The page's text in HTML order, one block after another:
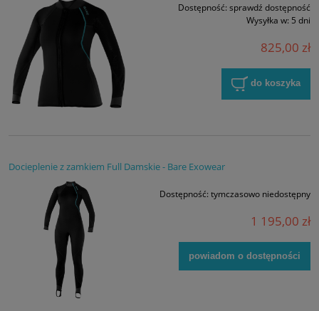
Dostępność: sprawdź dostępność
Wysyłka w: 5 dni
825,00 zł
do koszyka
Docieplenie z zamkiem Full Damskie - Bare Exowear
Dostępność: tymczasowo niedostępny
1 195,00 zł
powiadom o dostępności